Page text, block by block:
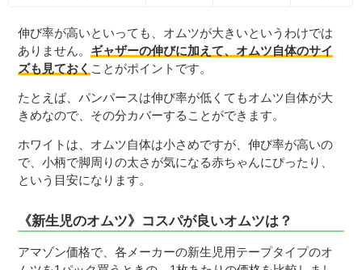
伸び率が高いといっても、オムツが大きいというわけでは
ありません。 ギャザーの伸びに加えて、オムツ自体のサイ
ズも見ておく ことがポイントです。
たとえば、パンパースは伸び率が低くてもオムツ自体が大
きめなので、その分カバーすることができます。
ホワイトは、オムツ自体は小さめですが、伸び率が高いの
で、小柄で脚周りの太さが気になる赤ちゃんにぴったり、
という目安になります。
《新生児のオムツ》コスパが良いオムツは？
アマゾン価格で、各メーカーの新生児用テープタイプのオ